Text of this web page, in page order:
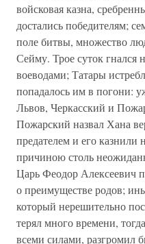
войсковая казна,
достались победителям;
поле битвы, множество
Сейму. Трое суток гнался
воеводами; Татары
попадалось им в погони:
Львов, Черкасский и
Пожарский назвал Хана
предателем и его
причиною столь
Царь Феодор Алексеевич
о преимуществе родов;
который нерешительно
терял много времени,
всеми силами, разгромил